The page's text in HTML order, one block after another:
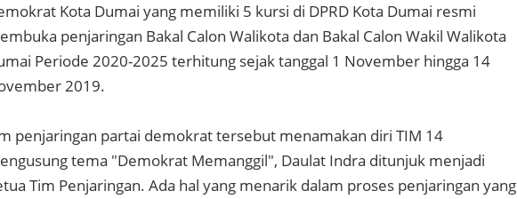
Kota Dumai yang memiliki 5 kursi di DPRD Kota Dumai resmi
penjaringan Bakal Calon Walikota dan Bakal Calon Wakil Walikota
Periode 2020-2025 terhitung sejak tanggal 1 November hingga 14
2019.
penjaringan partai demokrat tersebut menamakan diri TIM 14
tema "Demokrat Memanggil", Daulat Indra ditunjuk menjadi
Tim Penjaringan. Ada hal yang menarik dalam proses penjaringan yang